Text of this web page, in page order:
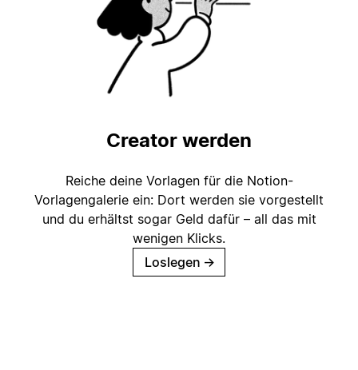
Creator werden
Reiche deine Vorlagen für die Notion-
Vorlagengalerie ein: Dort werden sie vorgestellt
und du erhältst sogar Geld dafür – all das mit
wenigen Klicks.
Loslegen →